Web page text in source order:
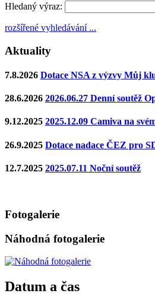
Hledaný výraz:
rozšířené vyhledávání ...
Aktuality
7.8.2026 Dotace NSA z výzvy Můj
28.6.2026 2026.06.27 Denní soutěž
9.12.2025 2025.12.09 Camiva na
26.9.2025 Dotace nadace ČEZ pro
12.7.2025 2025.07.11 Noční soutěž
Fotogalerie
Náhodná fotogalerie
Datum a čas